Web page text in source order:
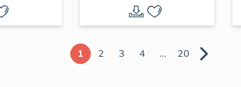
1 2 3 4 ... 20